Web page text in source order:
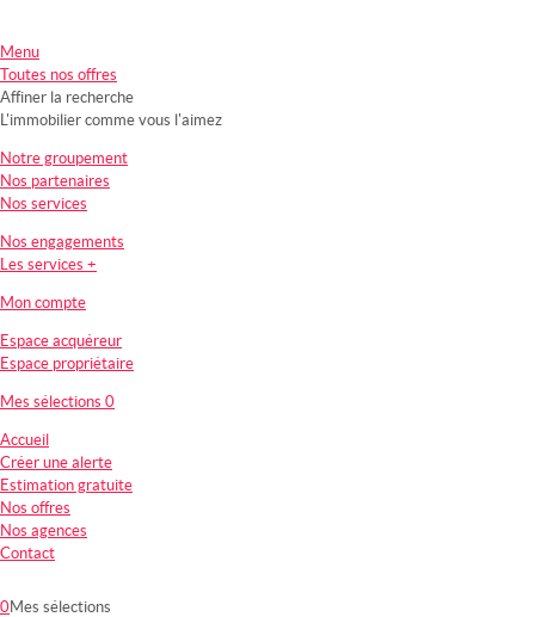
Menu
Toutes nos offres
Affiner la recherche
L'immobilier comme vous l'aimez
Notre groupement
Nos partenaires
Nos services
Nos engagements
Les services +
Mon compte
Espace acquéreur
Espace propriétaire
Mes sélections 0
Accueil
Créer une alerte
Estimation gratuite
Nos offres
Nos agences
Contact
0Mes sélections